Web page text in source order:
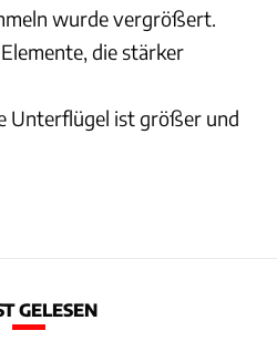
wurde vergrößert.
die stärker
Unterflügel ist größer und
GELESEN